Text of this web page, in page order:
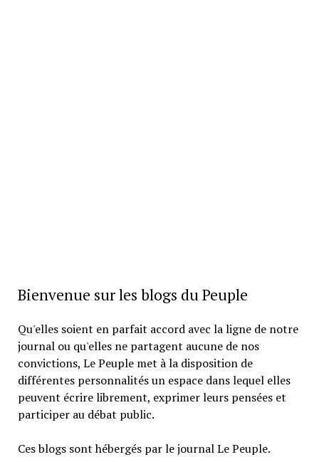
Bienvenue sur les blogs du Peuple
Qu'elles soient en parfait accord avec la ligne de notre
journal ou qu'elles ne partagent aucune de nos
convictions, Le Peuple met à la disposition de
différentes personnalités un espace dans lequel elles
peuvent écrire librement, exprimer leurs pensées et
participer au débat public.
Ces blogs sont hébergés par le journal Le Peuple.